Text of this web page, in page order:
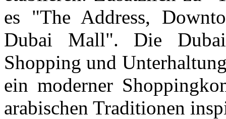
es "The Address,
Dubai Mall". Die
Shopping und
ein moderner
arabischen Traditionen